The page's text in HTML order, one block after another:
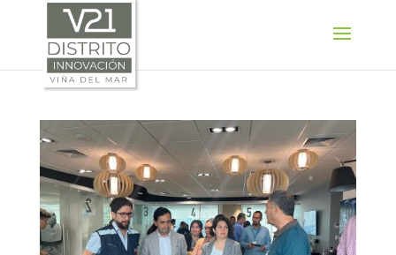
SELECT LANGUAGE ▼